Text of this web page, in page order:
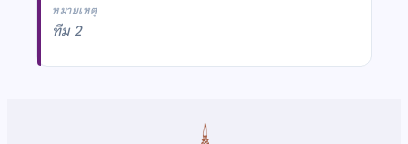
หมายเหตุ
ทีม 2